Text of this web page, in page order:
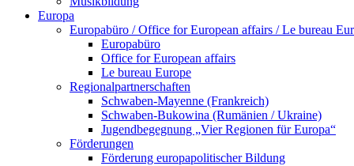
Europa
Europabüro / Office for European affairs / Le bureau
Europabüro
Office for European affairs
Le bureau Europe
Regionalpartnerschaften
Schwaben-Mayenne (Frankreich)
Schwaben-Bukowina (Rumänien / Ukraine)
Jugendbegegnung „Vier Regionen für Europa“
Förderungen
Förderung europapolitischer Bildung